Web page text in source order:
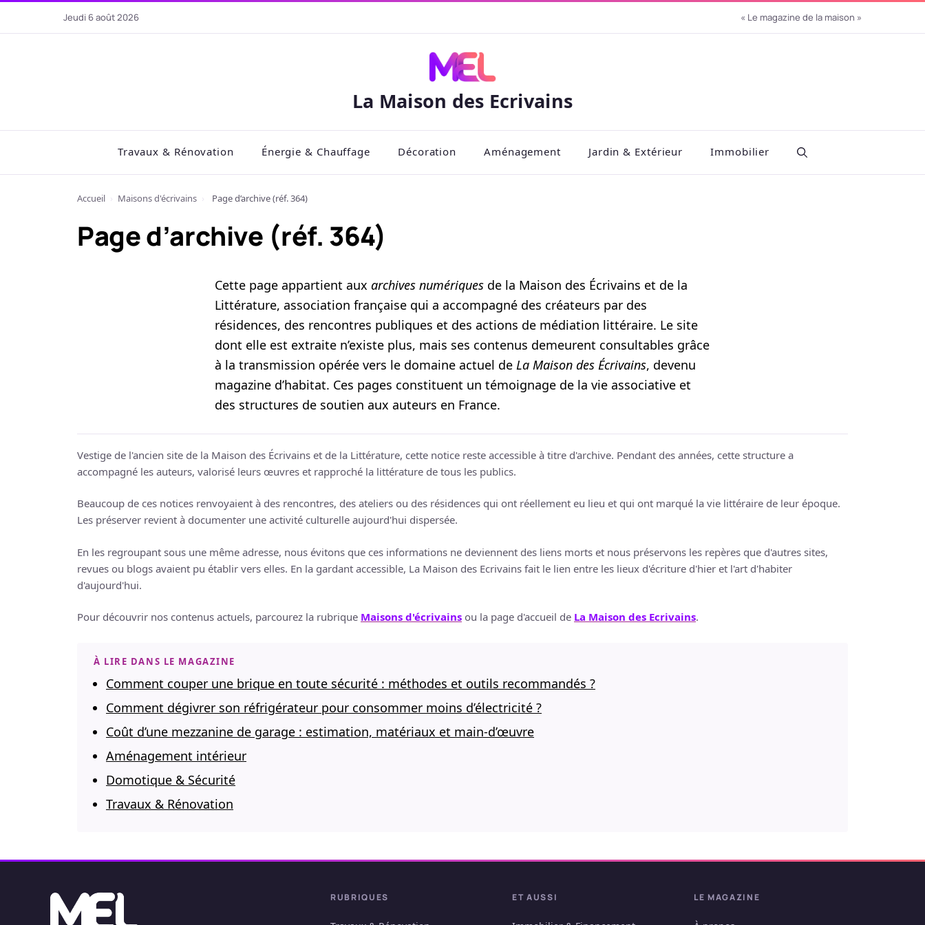
au
jeudi 6 août 2026 « Le magazine de la maison »
La Maison des Ecrivains
Travaux & Rénovation Énergie & Chauffage Décoration Aménagement Jardin & Extérieur Immobilier
Accueil › Maisons d'écrivains › Page d’archive (réf. 364)
Page d’archive (réf. 364)
Cette page appartient aux archives numériques de la Maison des Écrivains et de la
Littérature, association française qui a accompagné des créateurs par des
résidences, des rencontres publiques et des actions de médiation littéraire. Le site
dont elle est extraite n’existe plus, mais ses contenus demeurent consultables grâce
à la transmission opérée vers le domaine actuel de La Maison des Écrivains, devenu
magazine d’habitat. Ces pages constituent un témoignage de la vie associative et
des structures de soutien aux auteurs en France.
Vestige de l'ancien site de la Maison des Écrivains et de la Littérature, cette notice reste accessible à titre d'archive. Pendant des années, cette structure a
accompagné les auteurs, valorisé leurs œuvres et rapproché la littérature de tous les publics.
Beaucoup de ces notices renvoyaient à des rencontres, des ateliers ou des résidences qui ont réellement eu lieu et qui ont marqué la vie littéraire de leur époque.
Les préserver revient à documenter une activité culturelle aujourd'hui dispersée.
En les regroupant sous une même adresse, nous évitons que ces informations ne deviennent des liens morts et nous préservons les repères que d'autres sites,
revues ou blogs avaient pu établir vers elles. En la gardant accessible, La Maison des Ecrivains fait le lien entre les lieux d'écriture d'hier et l'art d'habiter
d'aujourd'hui.
Pour découvrir nos contenus actuels, parcourez la rubrique Maisons d'écrivains ou la page d'accueil de La Maison des Ecrivains.
À LIRE DANS LE MAGAZINE
Comment couper une brique en toute sécurité : méthodes et outils recommandés ?
Comment dégivrer son réfrigérateur pour consommer moins d’électricité ?
Coût d’une mezzanine de garage : estimation, matériaux et main-d’œuvre
Aménagement intérieur
Domotique & Sécurité
Travaux & Rénovation
RUBRIQUES ET AUSSI LE MAGAZINE